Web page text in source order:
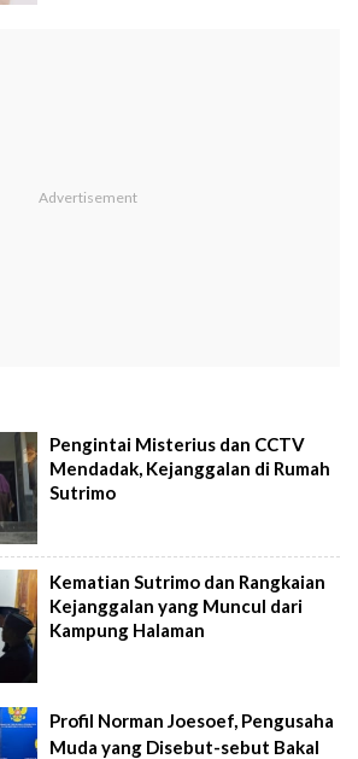
Pengintai Misterius dan CCTV
Mendadak, Kejanggalan di Rumah
Sutrimo
Kematian Sutrimo dan Rangkaian
Kejanggalan yang Muncul dari
Kampung Halaman
Profil Norman Joesoef, Pengusaha
Muda yang Disebut-sebut Bakal